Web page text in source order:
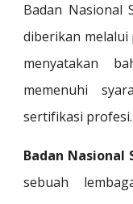
Badan Nasional
diberikan melalui
menyatakan
memenuhi
sertifikasi profesi.
Badan
sebuah